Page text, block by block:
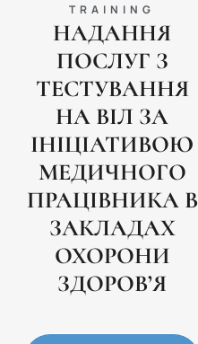
TRAINING
НАДАННЯ
ПОСЛУГ З
ТЕСТУВАННЯ
НА ВІЛ ЗА
ІНІЦІАТИВОЮ
МЕДИЧНОГО
ПРАЦІВНИКА В
ЗАКЛАДАХ
ОХОРОНИ
ЗДОРОВ’Я